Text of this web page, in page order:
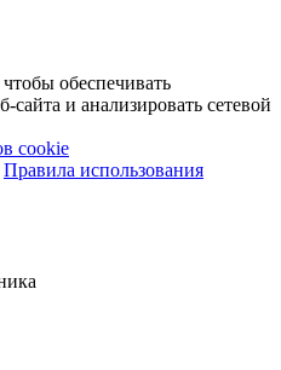
обеспечивать
и анализировать сетевой
cookie
Правила использования